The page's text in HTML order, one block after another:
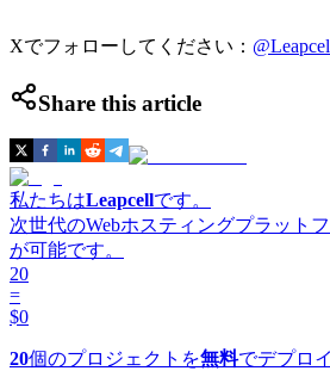
Xでフォローしてください：
Share this article
私たちはLeapcellです。
次世代のWebホスティングプラット
が可能です。
20
=
$0
20個のプロジェクトを無料でデプロ